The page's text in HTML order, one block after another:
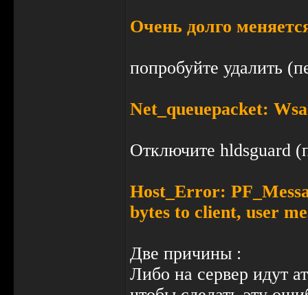
Очень долго
попробуйте удалить
Net_queuepacket:
Отключите hldsguard
Host_Error:
bytes to client, user
Две причины :
Либо на сервер идут